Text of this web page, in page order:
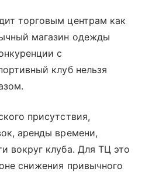
торговым центрам как
магазин одежды
с
клуб нельзя
присутствия,
аренды времени,
вокруг клуба. Для ТЦ это
снижения привычного